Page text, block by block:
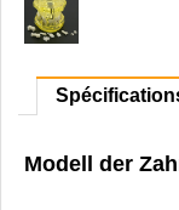
Modell der